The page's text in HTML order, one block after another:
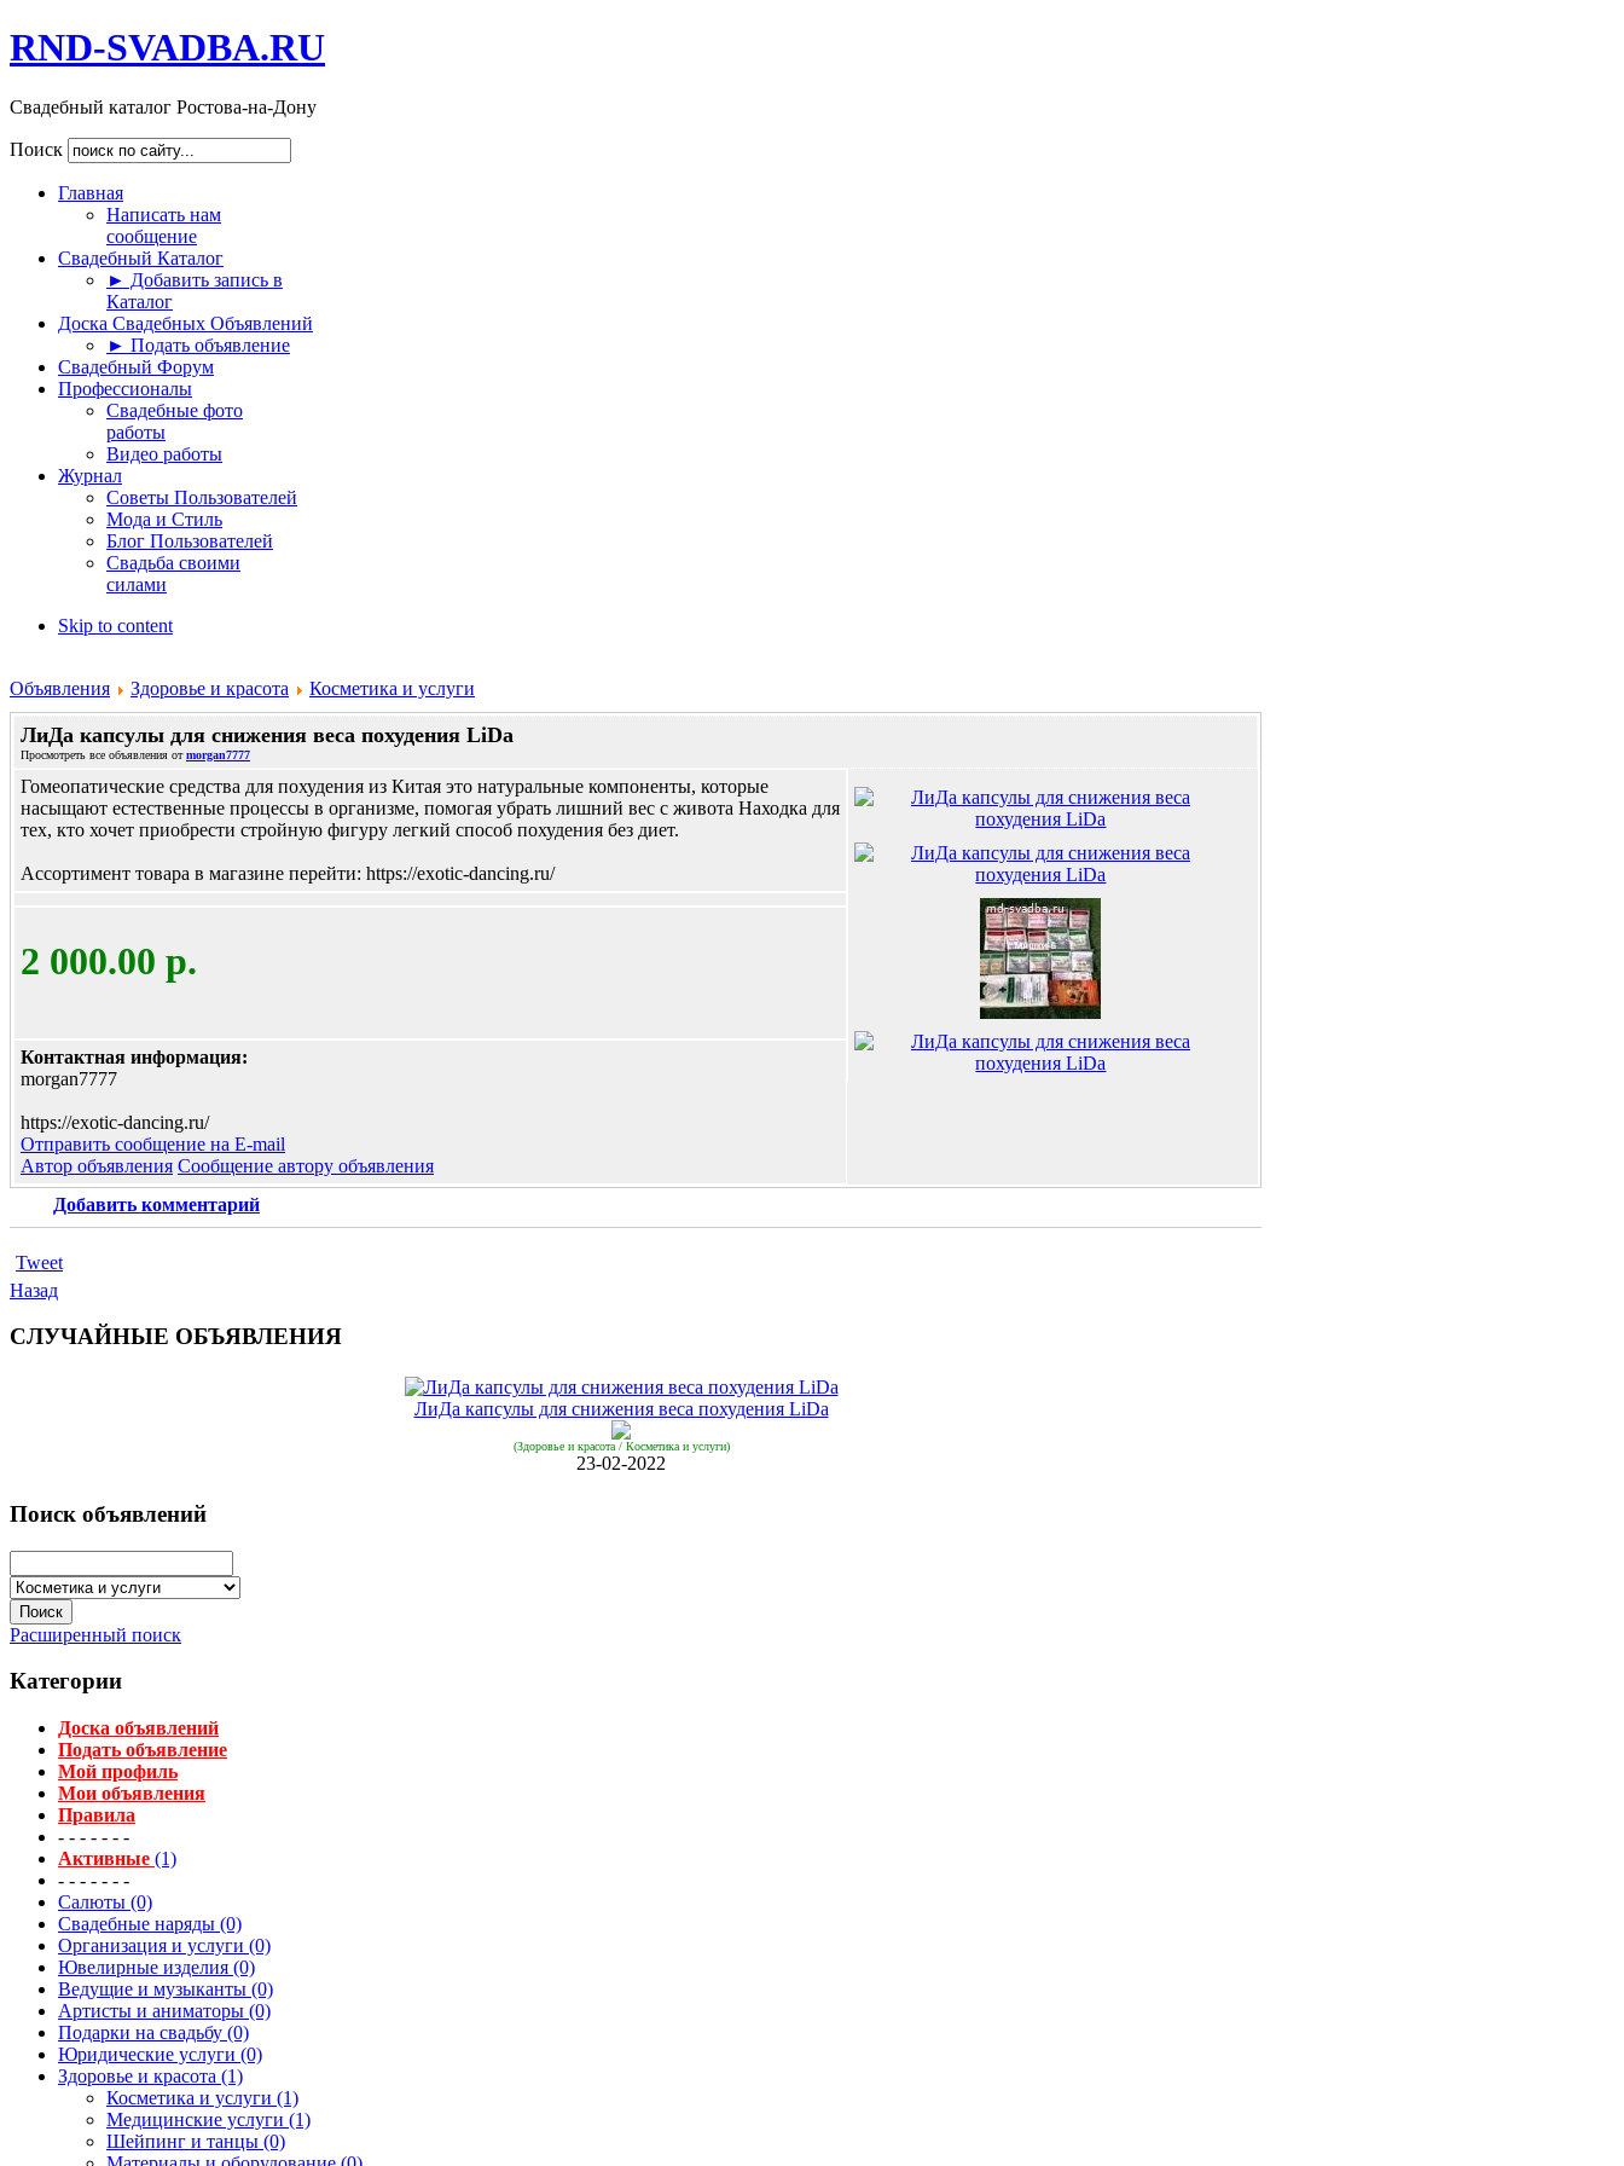
RND-SVADBA.RU
Свадебный каталог Ростова-на-Дону
Поиск
Главная
Написать нам
сообщение
Свадебный Каталог
► Добавить запись в
Каталог
Доска Свадебных Объявлений
► Подать объявление
Свадебный Форум
Профессионалы
Свадебные фото
работы
Видео работы
Журнал
Советы Пользователей
Мода и Стиль
Блог Пользователей
Свадьба своими
силами
Skip to content
Объявления Здоровье и красота Косметика и услуги
ЛиДа капсулы для снижения веса похудения LiDa
Просмотреть все объявления отmorgan7777
Гомеопатические средства для похудения из Китая это натуральные компоненты, которые
насыщают естественные процессы в организме, помогая убрать лишний вес с живота Находка для
тех, кто хочет приобрести стройную фигуру легкий способ похудения без диет.
Ассортимент товара в магазине перейти: https://exotic-dancing.ru/
2 000.00 р.
Контактная информация:
morgan7777
https://exotic-dancing.ru/
Отправить сообщение на E-mail
Автор объявления Сообщение автору объявления
Добавить комментарий
Tweet
Назад
СЛУЧАЙНЫЕ ОБЪЯВЛЕНИЯ
ЛиДа капсулы для снижения веса похудения LiDa
(Здоровье и красота / Косметика и услуги)
23-02-2022
Поиск объявлений
Расширенный поиск
Категории
Доска объявлений
Подать объявление
Мой профиль
Мои объявления
Правила
- - - - - - -
Активные (1)
- - - - - - -
Салюты (0)
Свадебные наряды (0)
Организация и услуги (0)
Ювелирные изделия (0)
Ведущие и музыканты (0)
Артисты и аниматоры (0)
Подарки на свадьбу (0)
Юридические услуги (0)
Здоровье и красота (1)
Косметика и услуги (1)
Медицинские услуги (1)
Шейпинг и танцы (0)